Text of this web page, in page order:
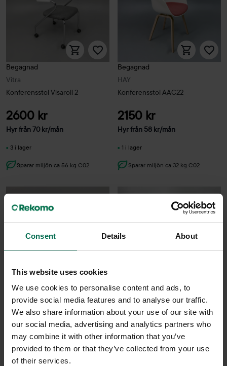
Consent Details About
This website uses cookies
We use cookies to personalise content and ads, to
provide social media features and to analyse our traffic.
We also share information about your use of our site with
our social media, advertising and analytics partners who
may combine it with other information that you’ve
provided to them or that they’ve collected from your use
of their services.
Vitra
Begagnad
Konferensstol Visaroll 2
2600 kr
Hyr från70kr/mån
3 i lager
Sparar miljön ca 56 kg C02
HAY
Begagnad
Konferensstol AAC22
2150 kr
Hyr från 58 kr/mån
1 i lager
Sparar miljön ca 32 kg C02
B&B Italia
Begagnad
Konferensstol Alma
2600 kr
Hyr från70 kr/mån
Blå Station
Begagnad
Konferensstol Dundra S70
2850 kr